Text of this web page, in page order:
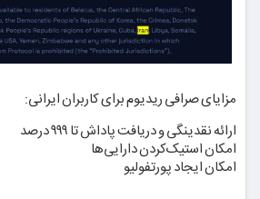
مزایای صرافی ریدیوم برای کاربران ایرانی:
ارائه نقدینگی و دریافت پاداش تا ۹۹۹ درصد
امکان استیک‌کردن دارایی‌ها
امکان ایجاد پورتفولیو